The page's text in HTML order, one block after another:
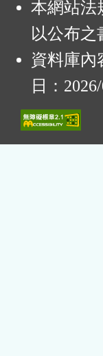
本網站法
以公布之
資料庫內
日：